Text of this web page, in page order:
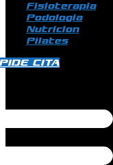
Fisioterapia
Podologia
Nutricion
Pilates
CITA